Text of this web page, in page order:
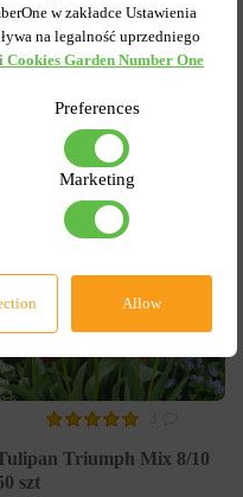
15.27 zł6.87 zł
DO KOSZYKA
Triumph Mix 8/10
szt
w zakładce Ustawienia
na legalność uprzedniego
Garden Number One
Preferences
Marketing
Allow